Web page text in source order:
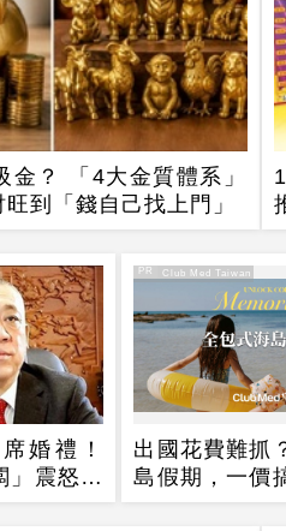
金？ 「4大金質體系」
財旺到「錢自己找上門」
婚禮！
」震怒開
PR
出國花費難抓
島假期，一價
樂，省錢更省
PR・Club Med Taiwan